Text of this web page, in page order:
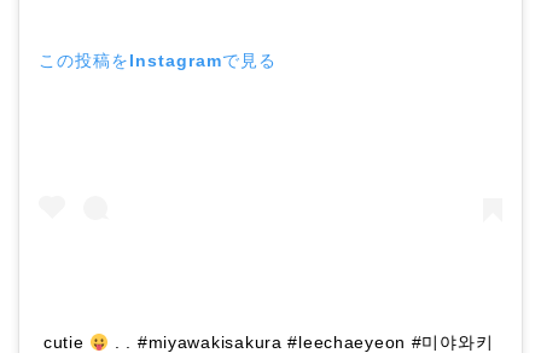
この投稿をInstagramで見る
cutie . . #miyawakisakura #leechaeyeon #미야와키